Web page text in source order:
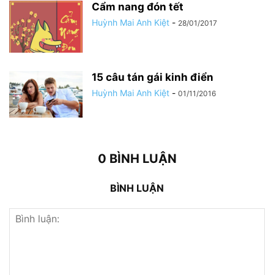
Cẩm nang đón tết
Huỳnh Mai Anh Kiệt - 28/01/2017
15 câu tán gái kinh điển
Huỳnh Mai Anh Kiệt - 01/11/2016
0 BÌNH LUẬN
BÌNH LUẬN